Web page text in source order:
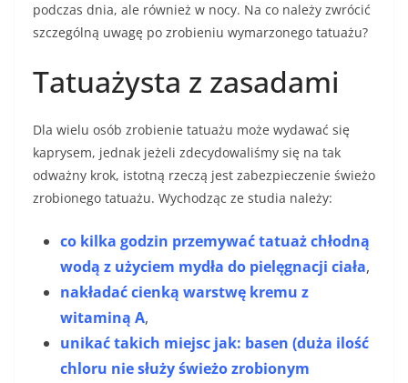
podczas dnia, ale również w nocy. Na co należy zwrócić
szczególną uwagę po zrobieniu wymarzonego tatuażu?
Tatuażysta z zasadami
Dla wielu osób zrobienie tatuażu może wydawać się
kaprysem, jednak jeżeli zdecydowaliśmy się na tak
odważny krok, istotną rzeczą jest zabezpieczenie świeżo
zrobionego tatuażu. Wychodząc ze studia należy:
co kilka godzin przemywać tatuaż chłodną
wodą z użyciem mydła do pielęgnacji ciała,
nakładać cienką warstwę kremu z
witaminą A,
unikać takich miejsc jak: basen (duża ilość
chloru nie służy świeżo zrobionym